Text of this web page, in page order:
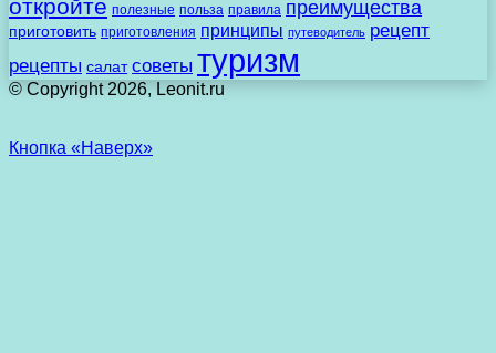
откройте полезные польза правила преимущества
приготовить приготовления принципы путеводитель рецепт
рецепты салат советы туризм
© Copyright 2026, Leonit.ru
Кнопка «Наверх»